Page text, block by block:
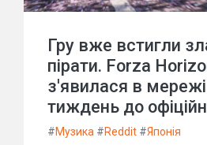
Гру вже встигли
пірати. Forza
з'явилася в
тиждень до
#Музика #Reddit #Японія